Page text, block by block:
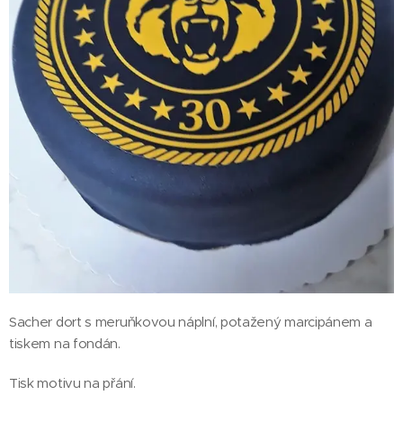
Sacher dort s meruňkovou náplní, potažený marcipánem a
tiskem na fondán.
Tisk motivu na přání.